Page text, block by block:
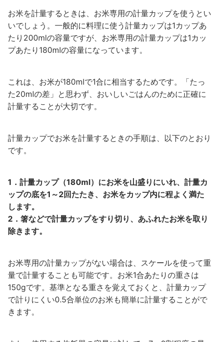
お米を計量するときは、お米専用の計量カップを使うとい
いでしょう。一般的に料理に使う計量カップは1カップあ
たり200mlの容量ですが、お米専用の計量カップは1カッ
プあたり180mlの容量になっています。
これは、お米が180mlで1合に相当するためです。「たっ
た20mlの差」と思わず、おいしいごはんのために正確に
計量することが大切です。
計量カップでお米を計量するときの手順は、以下のとおり
です。
1．計量カップ（180ml）にお米を山盛りにいれ、計量カ
ップの底を1～2回たたき、お米をカップ内に程よく満た
します。
2．箸などで計量カップをすり切り、あふれたお米を取り
除きます。
お米専用の計量カップがない場合は、スケールを使って重
量で計量することも可能です。お米1合あたりの重さは
150gです。基準となる重さを覚えておくと、計量カップ
で計りにくい0.5合単位のお米も簡単に計量することがで
きます。